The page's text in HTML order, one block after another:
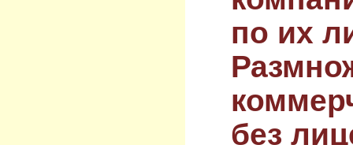
по их
без